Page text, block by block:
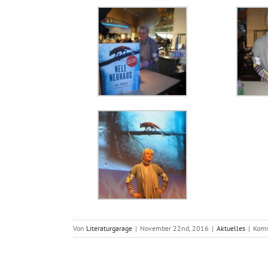
Von Literaturgarage | November 22nd, 2016 | Aktuelles |